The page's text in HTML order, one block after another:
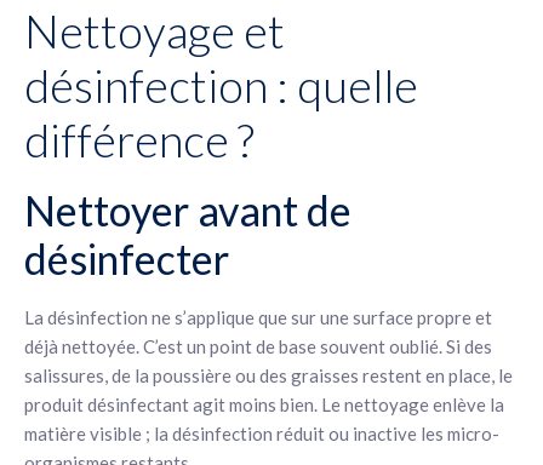
Nettoyage et
désinfection : quelle
différence ?
Nettoyer avant de
désinfecter
La désinfection ne s’applique que sur une surface propre et
déjà nettoyée. C’est un point de base souvent oublié. Si des
salissures, de la poussière ou des graisses restent en place, le
produit désinfectant agit moins bien. Le nettoyage enlève la
matière visible ; la désinfection réduit ou inactive les micro-